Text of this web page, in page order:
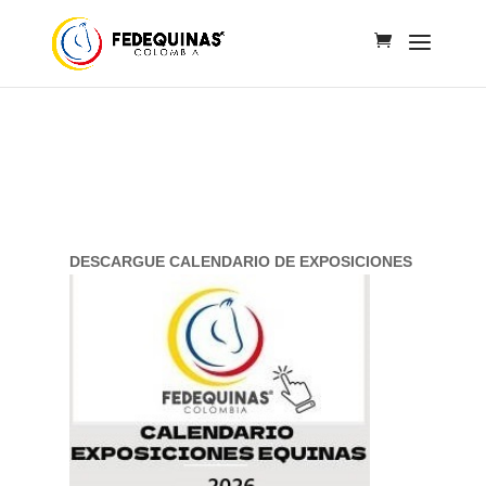
DESCARGUE CALENDARIO DE EXPOSICIONES